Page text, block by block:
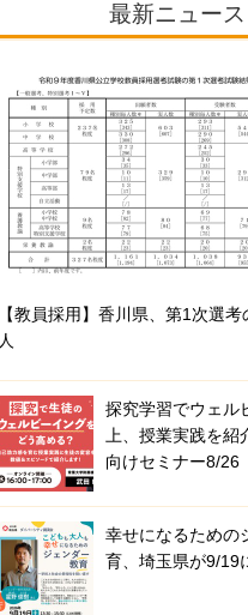
最新ニュース
【教員採用】香川県、第1次選
人
探究学習でウェル
上、授業実践を紹
向けセミナー8/26
幸せになるための
育、埼玉県が9/19